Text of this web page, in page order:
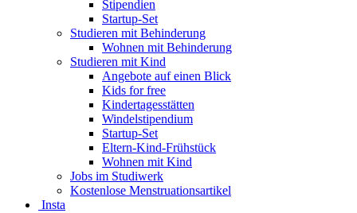
Stipendien
Startup-Set
Studieren mit Behinderung
Wohnen mit Behinderung
Studieren mit Kind
Angebote auf einen Blick
Kids for free
Kindertagesstätten
Windelstipendium
Startup-Set
Eltern-Kind-Frühstück
Wohnen mit Kind
Jobs im Studiwerk
Kostenlose Menstruationsartikel
Insta